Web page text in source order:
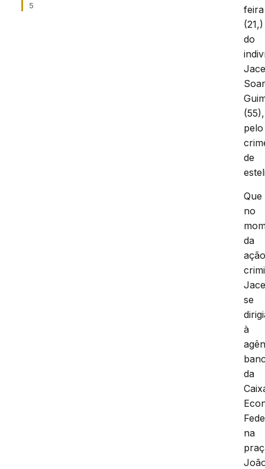
5
feira
(21,)
do
(55),
pelo
de
Que
no
da
se
à
da
na